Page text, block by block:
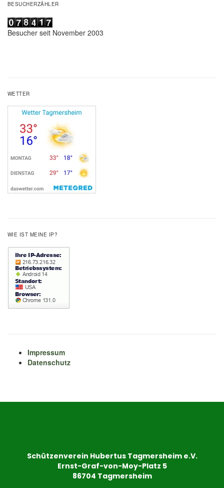
BESUCHERZÄHLER
Besucher seit November 2003
WETTER
WIE IST MEINE IP?
Impressum
Datenschutz
Schützenverein Hubertus Tagmersheim e.V.
Ernst-Graf-von-Moy-Platz 5
86704 Tagmersheim